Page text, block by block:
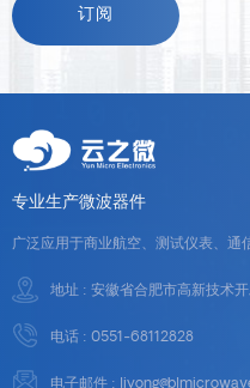
专业生产微波器件
广泛应用于商业航空、测试仪表、通
地址 : 安徽省合肥市高新技术
电话 : 0551-68112828
电子邮件 :